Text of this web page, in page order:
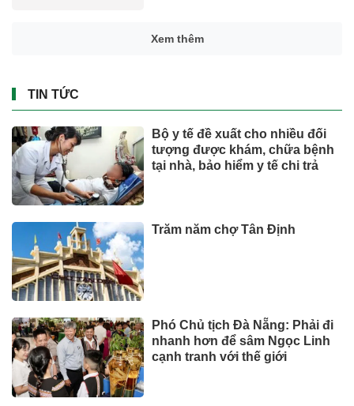
Xem thêm
TIN TỨC
Bộ y tế đề xuất cho nhiều đối
tượng được khám, chữa bệnh
tại nhà, bảo hiểm y tế chi trả
Trăm năm chợ Tân Định
Phó Chủ tịch Đà Nẵng: Phải đi
nhanh hơn để sâm Ngọc Linh
cạnh tranh với thế giới